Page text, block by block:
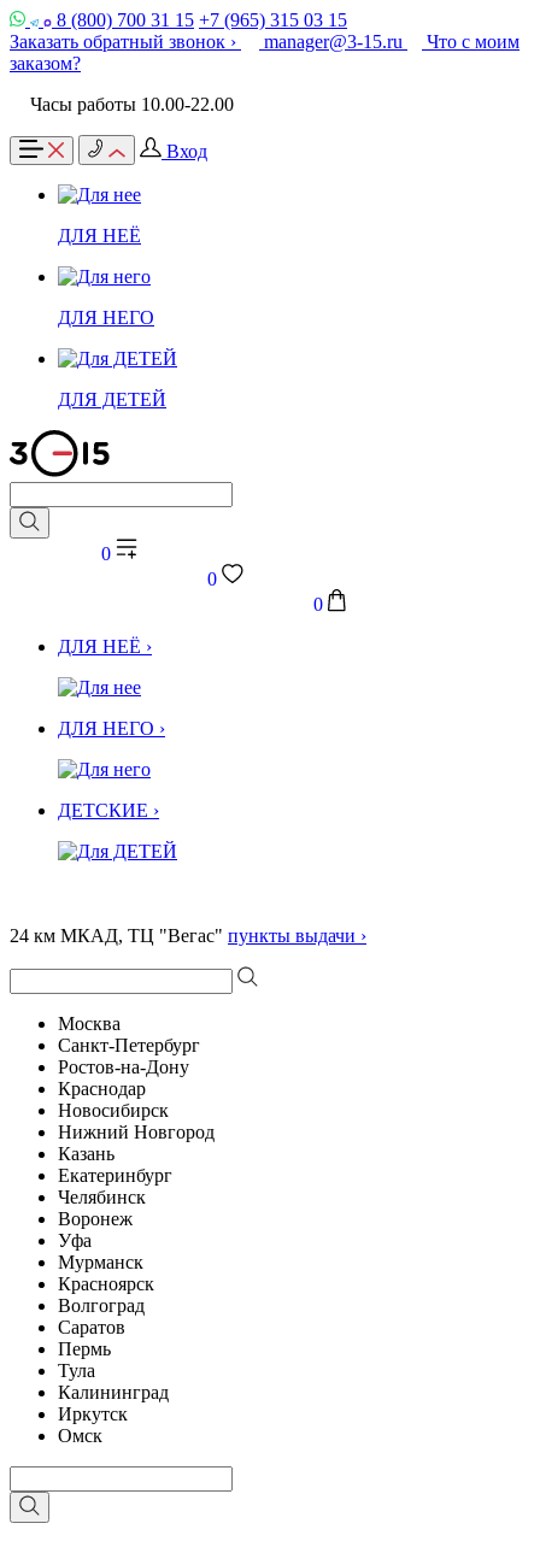
8 (800) 700 31 15 +7 (965) 315 03 15
Заказать обратный звонок ›
manager@3-15.ru
Что с моим
заказом?
Часы работы 10.00-22.00
Вход
ДЛЯ НЕЁ
ДЛЯ НЕГО
ДЛЯ ДЕТЕЙ
0
0
0
ДЛЯ НЕЁ ›
ДЛЯ НЕГО ›
ДЕТСКИЕ ›
24 км МКАД, ТЦ "Вегас" пункты выдачи ›
Москва
Санкт-Петербург
Ростов-на-Дону
Краснодар
Новосибирск
Нижний Новгород
Казань
Екатеринбург
Челябинск
Воронеж
Уфа
Мурманск
Красноярск
Волгоград
Саратов
Пермь
Тула
Калининград
Иркутск
Омск